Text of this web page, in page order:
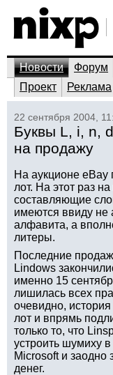
Новости Форум
Проект
Реклама
22 сентября 2004,
Буквы L, i, n,
на продажу
На аукционе eBay
лот. На этот раз
составляющие
имеются ввиду не
алфавита, а
литеры.
Последние
Lindows
именно 15
лишилась всех
очевидно,
лот и впрямь
только то, что
устроить шумиху
Microsoft и заодно
денег.